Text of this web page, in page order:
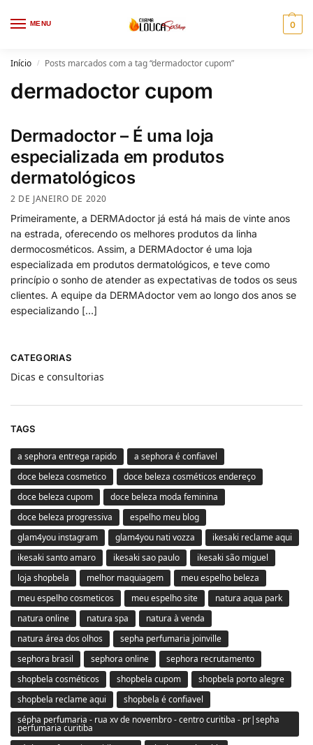
MENU 0
Início / Posts marcados com a tag “dermadoctor cupom”
dermadoctor cupom
Dermadoctor – É uma loja
especializada em produtos
dermatológicos
2 DE JANEIRO DE 2020
Primeiramente, a DERMAdoctor já está há mais de vinte anos
na estrada, oferecendo os melhores produtos da linha
dermocosméticos. Assim, a DERMAdoctor é uma loja
especializada em produtos dermatológicos, e teve como
princípio o sonho de atender as expectativas de todos os seus
clientes. A equipe da DERMAdoctor vem ao longo dos anos se
especializando […]
CATEGORIAS
Dicas e consultorias
TAGS
a sephora entrega rapido
a sephora é confiavel
doce beleza cosmetico
doce beleza cosméticos endereço
doce beleza cupom
doce beleza moda feminina
doce beleza progressiva
espelho meu blog
glam4you instagram
glam4you nati vozza
ikesaki reclame aqui
ikesaki santo amaro
ikesaki sao paulo
ikesaki são miguel
loja shopbela
melhor maquiagem
meu espelho beleza
meu espelho cosmeticos
meu espelho site
natura aqua park
natura online
natura spa
natura à venda
natura área dos olhos
sepha perfumaria joinville
sephora brasil
sephora online
sephora recrutamento
shopbela cosméticos
shopbela cupom
shopbela porto alegre
shopbela reclame aqui
shopbela é confiavel
sépha perfumaria - rua xv de novembro - centro curitiba - pr|sepha
perfumaria curitiba